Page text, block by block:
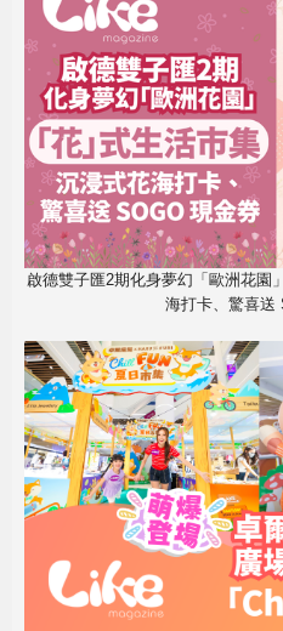
啟德雙子匯2期化身夢幻「歐洲花園
海打卡、驚喜送